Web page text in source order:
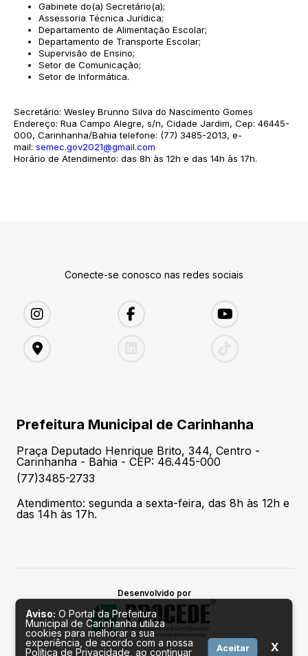
Gabinete do(a) Secretário(a);
Assessoria Técnica Jurídica;
Departamento de Alimentação Escolar;
Departamento de Transporte Escolar;
Supervisão de Ensino;
Setor de Comunicação;
Setor de Informática.
Secretário: Wesley Brunno Silva do Nascimento Gomes
Endereço: Rua Campo Alegre, s/n, Cidade Jardim, Cep: 46445-
000, Carinhanha/Bahia telefone: (77) 3485-2013, e-
mail: semec.gov2021@gmail.com
Horário de Atendimento: das 8h às 12h e das 14h às 17h.
Conecte-se conosco nas redes sociais
Prefeitura Municipal de Carinhanha
Praça Deputado Henrique Brito, 344, Centro -
Carinhanha - Bahia - CEP: 46.445-000
(77)3485-2733
Atendimento: segunda a sexta-feira, das 8h às 12h e
das 14h às 17h.
Desenvolvido por
Aviso: O Portal da Prefeitura
Municipal de Carinhanha utiliza
cookies para melhorar a sua
experiência, de acordo com a nossa
Política de Privacidade, ao continuar
Aceitar X